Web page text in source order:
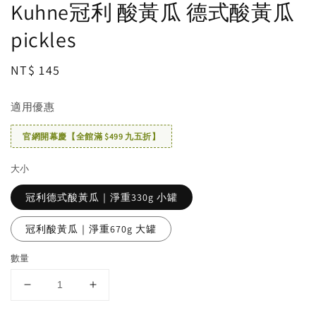
Kuhne冠利 酸黃瓜 德式酸黃瓜
pickles
Regular
NT$ 145
適用優惠
官網開幕慶【全館滿 $499 九五折】
大小
冠利德式酸黃瓜｜淨重330g 小罐
冠利酸黃瓜｜淨重670g 大罐
數量